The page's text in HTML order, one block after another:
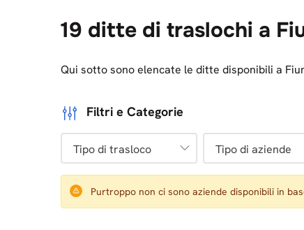
19 ditte di traslochi a
Qui sotto sono elencate le ditte disponibili a
Filtri e Categorie
Tipo di trasloco Tipo di aziende
Purtroppo non ci sono aziende disponibili in